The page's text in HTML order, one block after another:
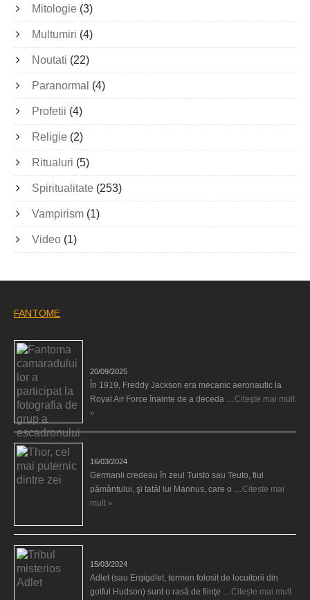
Mitologie (3)
Multumiri (4)
Noutati (22)
Paranormal (4)
Profetii (4)
Religie (2)
Ritualuri (5)
Spiritualitate (253)
Vampirism (1)
Video (1)
FANTOME
20/09/2025
În 1919, Freddy Jackson era mecanic aeronautic la
Royal Air Force înainte de a deceda …Citește mai mult
»
16/03/2024
Germanii credeau în zeul Tuisto sau Teuto, fiul
pământului, şi tatăl lui Mannus, care o …Citește mai
mult »
15/03/2024
Adlet (sau Erqigdlet, termen folosit de locuitorii din
golful Hudson) sunt o rasă de fiinţe …Citește mai mult